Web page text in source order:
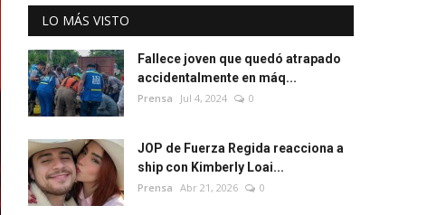
LO MÁS VISTO
Fallece joven que quedó atrapado
accidentalmente en máq...
Prensa Jul 4, 2024 0
JOP de Fuerza Regida reacciona a
ship con Kimberly Loai...
Prensa Abr 21, 2026 0